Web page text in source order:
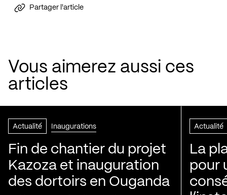
Partager l'article
Vous aimerez aussi ces
articles
Actualité Inaugurations
Fin de chantier du projet
Kazoza et inauguration
des dortoirs en Ouganda
Actualité
La
pour